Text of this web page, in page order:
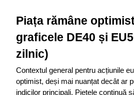
Piața rămâne
graficele DE40 și
zilnic)
Contextul general pentru acțiunile
optimist, deși mai nuanțat decât ar
indicilor principali. Piețele continuă